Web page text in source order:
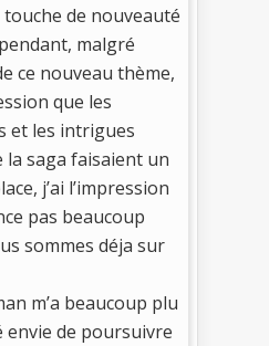
de nouveauté
malgré
ce nouveau thème,
que les
et les intrigues
la saga faisaient un
j’ai l’impression
pas beaucoup
sommes déja sur
m’a beaucoup plu
envie de poursuivre